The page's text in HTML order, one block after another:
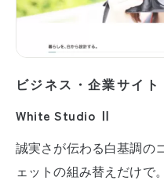
ビジネス・企業サイト
White Studio Ⅱ
誠実さが伝わる白基調の
ェットの組み替えだけで